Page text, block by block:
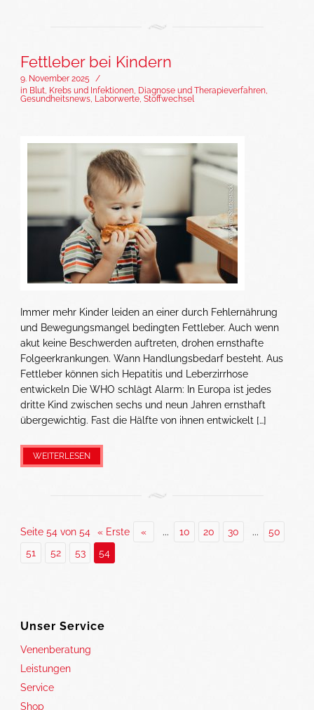
Fettleber bei Kindern
9. November 2025
/
in Blut, Krebs und Infektionen, Diagnose und Therapieverfahren,
Gesundheitsnews, Laborwerte, Stoffwechsel
Immer mehr Kinder leiden an einer durch Fehlernährung
und Bewegungsmangel bedingten Fettleber. Auch wenn
akut keine Beschwerden auftreten, drohen ernsthafte
Folgeerkrankungen. Wann Handlungsbedarf besteht. Aus
Fettleber können sich Hepatitis und Leberzirrhose
entwickeln Die WHO schlägt Alarm: In Europa ist jedes
dritte Kind zwischen sechs und neun Jahren ernsthaft
übergewichtig. Fast die Hälfte von ihnen entwickelt […]
WEITERLESEN
Seite 54 von 54 « Erste « ... 10 20 30 ...
50
51
52 53 54
Unser Service
Venenberatung
Leistungen
Service
Shop